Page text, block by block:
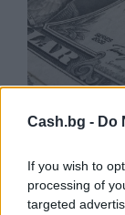
Cash.bg - Do
If you wish to
processing of
targeted
нараснал
04.08.2026 / 16:00